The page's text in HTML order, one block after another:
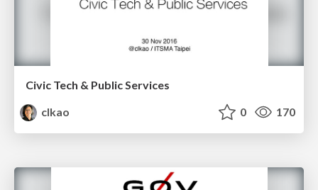
Civic Tech & Public Services
clkao
0 170